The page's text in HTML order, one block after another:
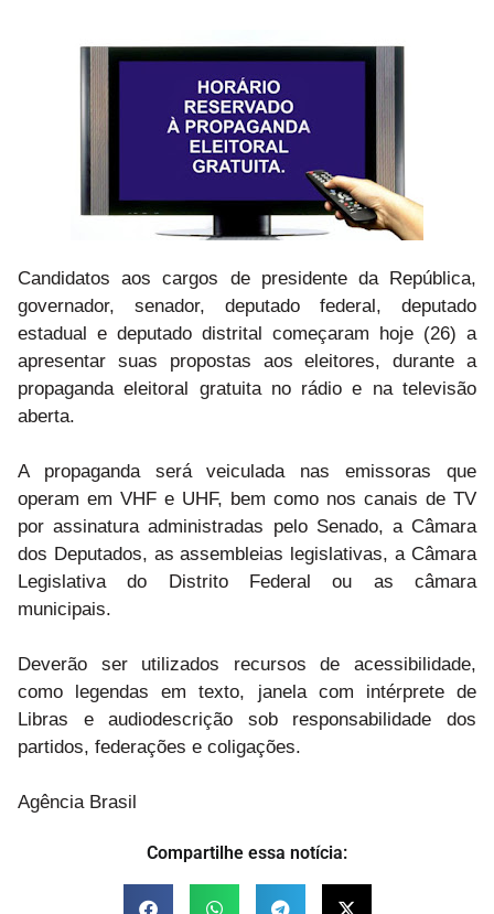
Candidatos aos cargos de presidente da República,
governador, senador, deputado federal, deputado
estadual e deputado distrital começaram hoje (26) a
apresentar suas propostas aos eleitores, durante a
propaganda eleitoral gratuita no rádio e na televisão
aberta.
A propaganda será veiculada nas emissoras que
operam em VHF e UHF, bem como nos canais de TV
por assinatura administradas pelo Senado, a Câmara
dos Deputados, as assembleias legislativas, a Câmara
Legislativa do Distrito Federal ou as câmara
municipais.
Deverão ser utilizados recursos de acessibilidade,
como legendas em texto, janela com intérprete de
Libras e audiodescrição sob responsabilidade dos
partidos, federações e coligações.
Agência Brasil
Compartilhe essa notícia: